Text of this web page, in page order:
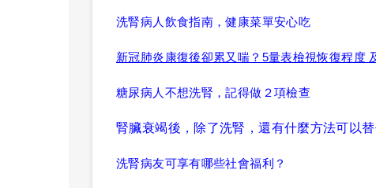
洗腎病人飲食指南，健康菜單安心吃
新冠肺炎康復後卻累又喘？5量表檢視恢復程度
糖尿病人不想洗腎，記得做２項檢查
腎臟衰竭後，除了洗腎，還有什麼方法可以替
洗腎病友可享有哪些社會福利？